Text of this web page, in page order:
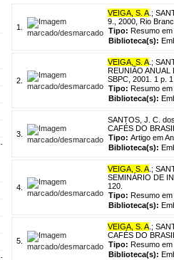
1.
VEIGA, S. A ;
9., 2000, Rio
Tipo: Resumo
Biblioteca(s):
2.
VEIGA, S. A ;
REUNIÃO ANUAL
SBPC, 2001. 1 p.
Tipo: Resumo
Biblioteca(s):
3.
SANTOS, J. C.
CAFÉS DO
Tipo: Artigo em
Biblioteca(s):
4.
VEIGA, S. A ;
SEMINÁRIO DE
120.
Tipo: Resumo
Biblioteca(s):
5.
VEIGA, S. A ;
CAFÉS DO
Tipo: Resumo
Biblioteca(s):